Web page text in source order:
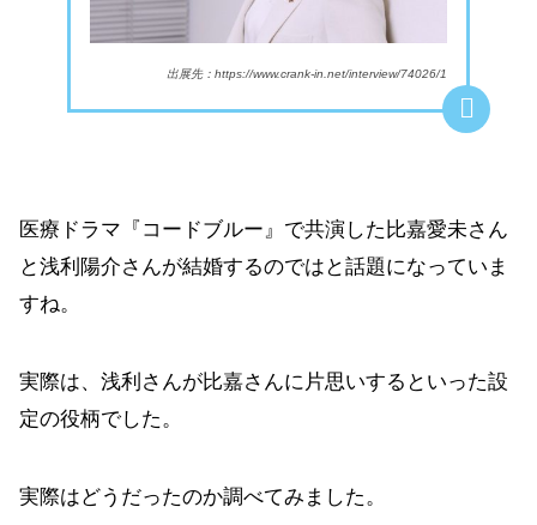
出展先：https://www.crank-in.net/interview/74026/1
医療ドラマ『コードブルー』で共演した比嘉愛未さん
と浅利陽介さんが結婚するのではと話題になっていま
すね。
実際は、浅利さんが比嘉さんに片思いするといった設
定の役柄でした。
実際はどうだったのか調べてみました。